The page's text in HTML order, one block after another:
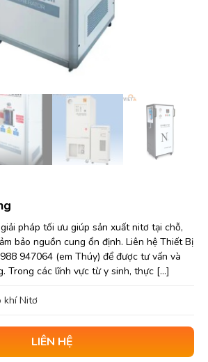
pháp tối ưu giúp sản xuất nitơ tại chỗ,
bảo nguồn cung ổn định. Liên hệ Thiết Bị
947064 (em Thúy) để được tư vấn và
Trong các lĩnh vực từ y sinh, thực […]
khí Nitơ
LIÊN HỆ